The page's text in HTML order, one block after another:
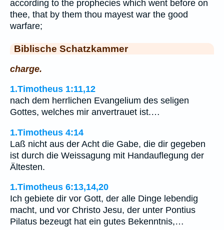
according to the prophecies which went before on
thee, that by them thou mayest war the good
warfare;
Biblische Schatzkammer
charge.
1.Timotheus 1:11,12
nach dem herrlichen Evangelium des seligen
Gottes, welches mir anvertrauet ist.…
1.Timotheus 4:14
Laß nicht aus der Acht die Gabe, die dir gegeben
ist durch die Weissagung mit Handauflegung der
Ältesten.
1.Timotheus 6:13,14,20
Ich gebiete dir vor Gott, der alle Dinge lebendig
macht, und vor Christo Jesu, der unter Pontius
Pilatus bezeugt hat ein gutes Bekenntnis,…